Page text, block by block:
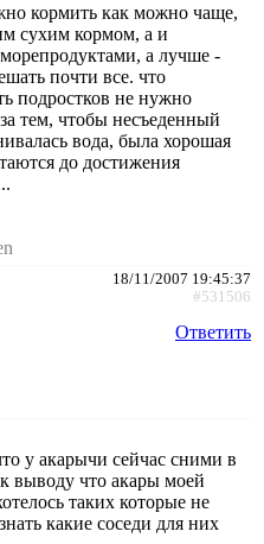
кормить как можно чаще,
сухим кормом, а и
а лучше -
почти все. что
подростков не нужно
тем, чтобы несъеденный
вода, была хорошая
до достижения
18/11/2007 19:45:37
#531506
Ответить
у акарычи сейчас сними в
выводу что акары моей
таких которые не
какие соседи для них